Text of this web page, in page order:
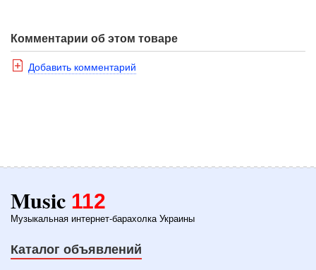
Комментарии об этом товаре
Добавить комментарий
Music 112
Музыкальная интернет-барахолка Украины
Каталог объявлений